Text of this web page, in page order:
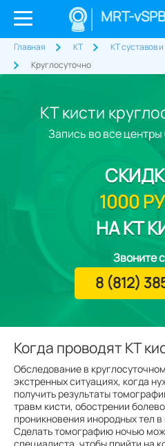
MRT-vSPB
Главная КТ КТ суставов
Круглосуточно
КТ кисти
Когда проводят КТ
Обследование в
экстренных ситуациях, когда
получить результаты
травм кисти, обострении
проникновения инородных тел
Сделать томографию ночью
Запись во все
1000
НА КТ
Звоните
8 (812)